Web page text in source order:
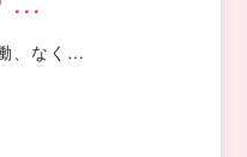
、なく…